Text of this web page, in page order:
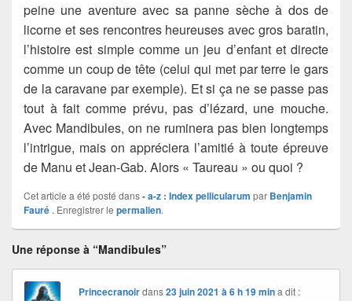
peine une aventure avec sa panne sèche à dos de
licorne et ses rencontres heureuses avec gros baratin,
l’histoire est simple comme un jeu d’enfant et directe
comme un coup de tête (celui qui met par terre le gars
de la caravane par exemple). Et si ça ne se passe pas
tout à fait comme prévu, pas d’lézard, une mouche.
Avec Mandibules, on ne ruminera pas bien longtemps
l’intrigue, mais on appréciera l’amitié à toute épreuve
de Manu et Jean-Gab. Alors « Taureau » ou quoi ?​
Cet article a été posté dans- a-z : Index pellicularum par Benjamin
Fauré . Enregistrer le permalien.
Une réponse à “Mandibules”
Princecranoirdans23 juin 2021 à 6 h 19 min a dit :